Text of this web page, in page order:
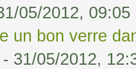
05/2012, 09:05
un bon verre
- 31/05/2012,